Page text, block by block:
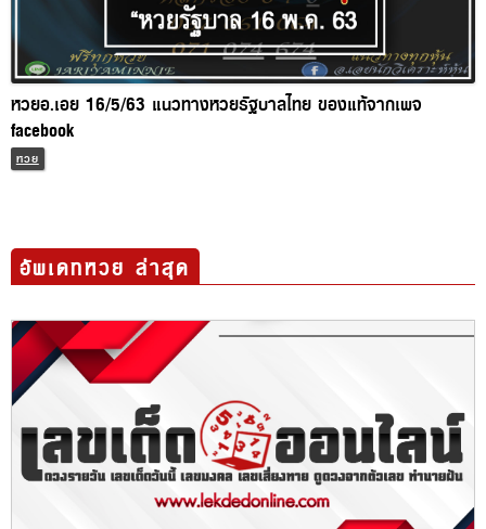
หวยอ.เอย 16/5/63 แนวทางหวยรัฐบาลไทย ของแท้จากเพจ
facebook
หวย
อัพเดทหวย ล่าสุด